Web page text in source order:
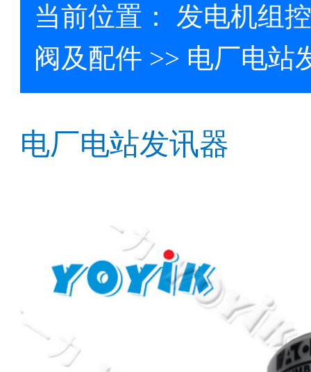
当前位置： 发电机组
阀及配件 >> 电厂电站
电厂电站发讯器